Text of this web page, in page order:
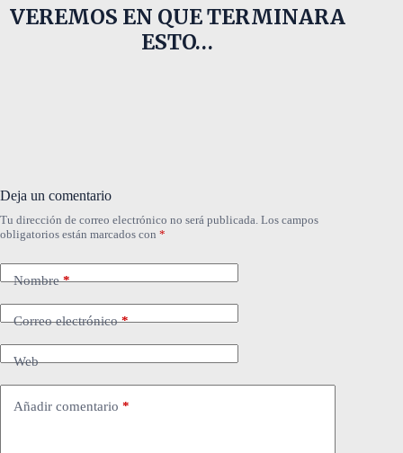
VEREMOS EN QUE TERMINARA
ESTO…
Deja un comentario
Tu dirección de correo electrónico no será publicada. Los campos
obligatorios están marcados con *
Nombre*
Correo electrónico*
Web
Añadir comentario *